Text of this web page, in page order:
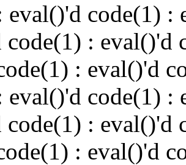
eval()'d code(1) :
code(1) : eval()'d
: eval()'d
eval()'d code(1) :
code(1) : eval()'d
: eval()'d